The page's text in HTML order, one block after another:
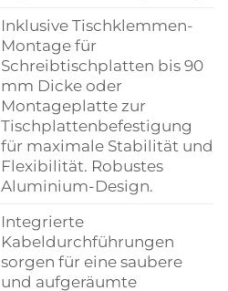
Inklusive Tischklemmen-
Montage für
Schreibtischplatten bis 90
mm Dicke oder
Montageplatte zur
Tischplattenbefestigung
für maximale Stabilität und
Flexibilität. Robustes
Aluminium-Design.
Integrierte
Kabeldurchführungen
sorgen für eine saubere
und aufgeräumte